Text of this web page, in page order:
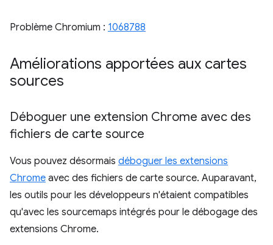
Problème Chromium : 1068788
Améliorations apportées aux cartes
sources
Déboguer une extension Chrome avec des
fichiers de carte source
Vous pouvez désormais déboguer les extensions
Chrome avec des fichiers de carte source. Auparavant,
les outils pour les développeurs n'étaient compatibles
qu'avec les sourcemaps intégrés pour le débogage des
extensions Chrome.